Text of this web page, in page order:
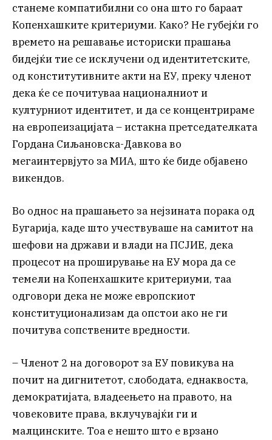
станеме компатибилни со она што го бараат
Копенхашките критериуми. Како? Не губејќи го
времето на решавање историски прашања
бидејќи тие се исклучени од идентитетските,
од конститутивните акти на ЕУ, преку членот
дека ќе се почитуваа националниот и
културниот идентитет, и да се концентрираме
на европеизацијата – истакна претседателката
Гордана Сиљановска-Давкова во
мегаинтервјуто за МИА, што ќе биде објавено
викендов.
Во однос на прашањето за нејзината порака од
Бугарија, каде што учествуваше на самитот на
шефови на држави и влади на ПСЈИЕ, дека
процесот на проширување на ЕУ мора да се
темели на Копенхашките критериуми, таа
одговори дека не може европскиот
конституционализам да опстои ако не ги
почитува сопствените вредности.
– Членот 2 на договорот за ЕУ повикува на
почит на дигнитетот, слободата, еднаквоста,
демократијата, владеењето на правото, на
човековите права, вклучувајќи ги и
малцинските. Тоа е нешто што е врзано